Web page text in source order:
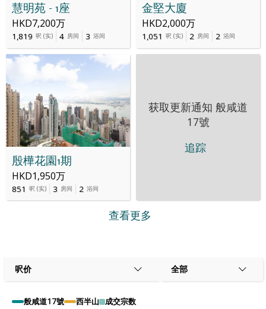
慧明苑 - 1座
HKD7,200万
1,819 呎 (实) 4 房间 3 浴间
金堅大廈
HKD2,000万
1,051 呎 (实) 2 房间 2 浴间
殷樺花園1期
HKD1,950万
851 呎 (实) 3 房间 2 浴间
获取更新通知 般咸道
17號
追踪
查看更多
呎价 全部
般咸道17號 西半山 成交宗数